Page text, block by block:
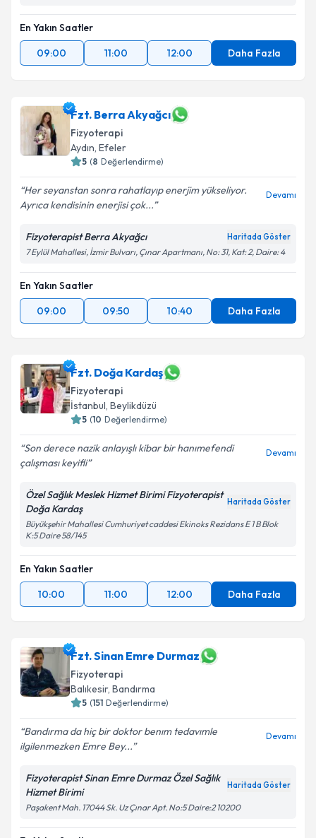
En Yakın Saatler
09:00
11:00 12:00 Daha Fazla
Fzt. Berra Akyağcı
Fizyoterapi
Aydın, Efeler
5 (8 Değerlendirme)
Her seyanstan sonra rahatlayıp enerjim yükseliyor.
Ayrıca kendisinin enerjisi çok...
Devamı
Fizyoterapist Berra Akyağcı Haritada Göster
7 Eylül Mahallesi, İzmir Bulvarı, Çınar Apartmanı, No: 31, Kat: 2, Daire: 4
En Yakın Saatler
09:00
09:50 10:40 Daha Fazla
Fzt. Doğa Kardaş
Fizyoterapi
İstanbul, Beylikdüzü
5 (10 Değerlendirme)
Son derece nazik anlayışlı kibar bir hanımefendi
çalışması keyifli
Devamı
Özel Sağlık Meslek Hizmet Birimi Fizyoterapist
Doğa Kardaş
Haritada Göster
Büyükşehir Mahallesi Cumhuriyet caddesi Ekinoks Rezidans E 1 B Blok
K:5 Daire 58/145
En Yakın Saatler
10:00
11:00 12:00 Daha Fazla
Fzt. Sinan Emre Durmaz
Fizyoterapi
Balıkesir, Bandırma
5 (151 Değerlendirme)
Bandırma da hiç bir doktor benım tedavımle
ilgilenmezken Emre Bey...
Devamı
Fizyoterapist Sinan Emre Durmaz Özel Sağlık
Hizmet Birimi
Haritada Göster
Paşakent Mah. 17044 Sk. Uz Çınar Apt. No:5 Daire:2 10200